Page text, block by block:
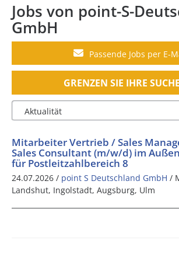
Jobs von point-S-
GmbH
Passende Jobs per E-
GRENZEN SIE IHRE
Mitarbeiter Vertrieb / Sales
Sales Consultant (m/w/d) im
für Postleitzahlbereich 8
24.07.2026 / point S Deutschland GmbH /
Landshut, Ingolstadt, Augsburg, Ulm